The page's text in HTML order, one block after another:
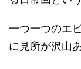
一つ一つのエ
に見所が沢山